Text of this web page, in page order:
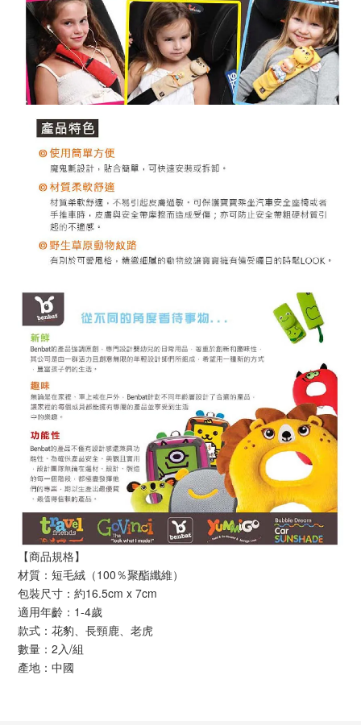
【商品規格】
材質：短毛絨（100％聚酯纖維）
包裝尺寸：約16.5cm x 7cm
適用年齡：1-4歲
款式：花豹、長頸鹿、老虎
數量：2入/組
產地：中國